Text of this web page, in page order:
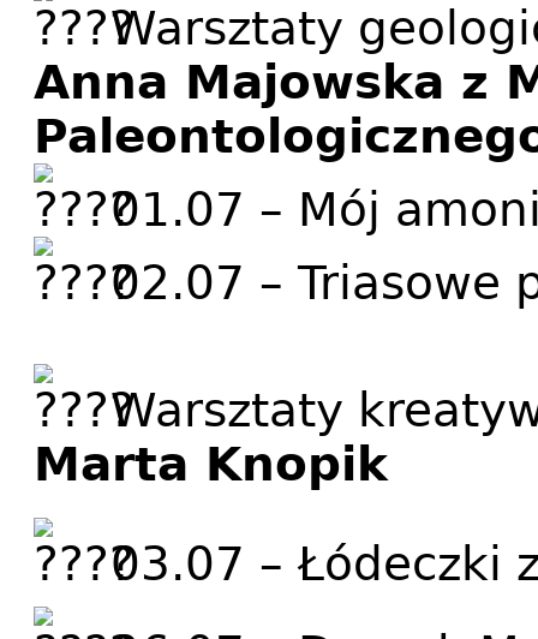
Warsztaty
Anna Majowska z
01.07 – Mój
02.07 – Triasowe
Warsztaty
Marta Knopik
03.07 – Łódeczki